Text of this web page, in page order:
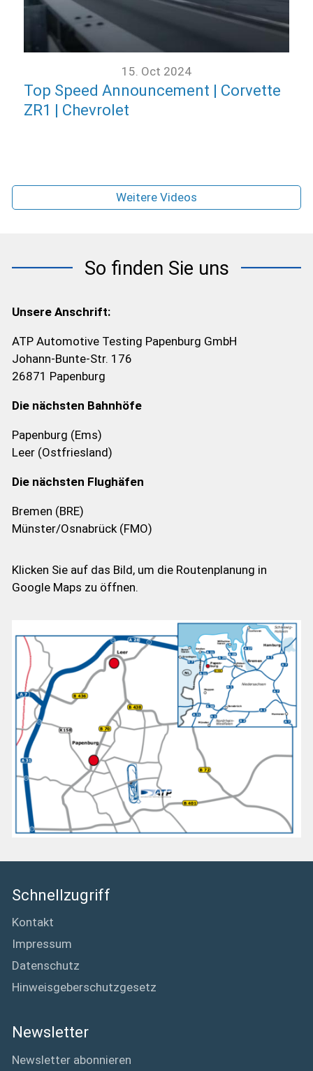
15. Oct 2024
Top Speed Announcement | Corvette
ZR1 | Chevrolet
Weitere Videos
So finden Sie uns
Unsere Anschrift:
ATP Automotive Testing Papenburg GmbH
Johann-Bunte-Str. 176
26871 Papenburg
Die nächsten Bahnhöfe
Papenburg (Ems)
Leer (Ostfriesland)
Die nächsten Flughäfen
Bremen (BRE)
Münster/Osnabrück (FMO)
Klicken Sie auf das Bild, um die Routenplanung in
Google Maps zu öffnen.
Schnellzugriff
Kontakt
Impressum
Datenschutz
Hinweisgeberschutzgesetz
Newsletter
Newsletter abonnieren